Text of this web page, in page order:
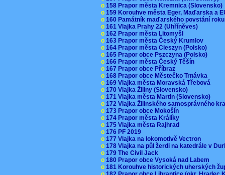
o 158 Prapor města Kremnica (Slovensko)
o 159 Korouhve města Eger, Maďarska a
o 160 Památník maďarského povstání
o 161 Vlajka Prahy 22 (Uhříněves)
o 162 Prapor města Litomyšl
o 163 Prapor města Český Krumlov
o 164 Prapor města Cieszyn (Polsko)
o 165 Prapor obce Pszczyna (Polsko)
o 166 Prapor města Český Těšín
o 167 Prapor obce Příbraz
o 168 Prapor obce Městečko Trnávka
o 169 Vlajka města Moravská Třebová
o 170 Vlajka Žiliny (Slovensko)
o 171 Vlajka města Martin (Slovensko)
o 172 Vlajka Žilinského samosprávného
o 173 Prapor obce Mokošín
o 174 Prapor města Králíky
o 175 Vlajka města Rajhrad
o 176 PF 2019
o 177 Vlajka na lokomotivě Vectron
o 178 Vlajka na půl žerdi na katedrále v
o 179 The Civil Jack
o 180 Prapor obce Vysoká nad Labem
o 181 Korouhve historických uherských